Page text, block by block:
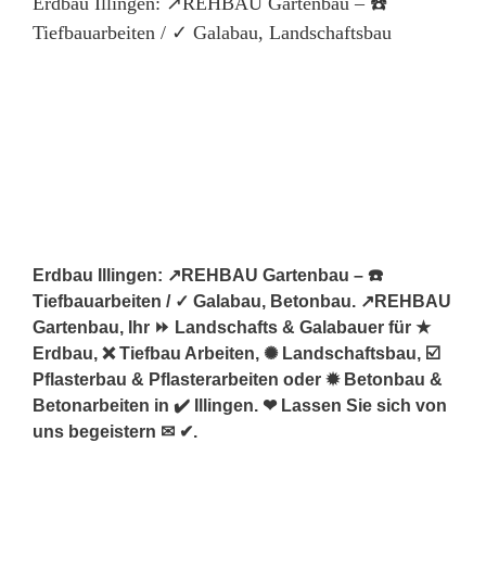
Tiefbauarbeiten / ✓ Galabau, Landschaftsbau
Erdbau Illingen: ↗️REHBAU Gartenbau – ☎️
Tiefbauarbeiten / ✓ Galabau, Betonbau. ↗️REHBAU
Gartenbau, Ihr ⏩ Landschafts & Galabauer für ★
Erdbau, ❌ Tiefbau Arbeiten, ✺ Landschaftsbau, ☑️
Pflasterbau & Pflasterarbeiten oder ✹ Betonbau &
Betonarbeiten in ✔️ Illingen. ❤ Lassen Sie sich von
uns begeistern ✉ ✔.